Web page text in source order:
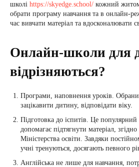
школі https://skyedge.school/ кожний
обрати програму навчання та в онлайн-
час вивчати матеріал та вдосконалювати
Онлайн-школи для
відрізняються?
Програми, наповнення уроків.
зацікавити дитину, відповідати віку.
Підготовка до іспитів. Це
допомагає підтягнути матеріал,
Міністерства освіти. Завдяки
учні тренуються, досягають певного
Англійська не лише для навчання,